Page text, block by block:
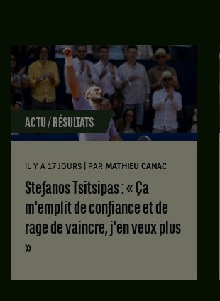
ACTU / RÉSULTATS
IL Y A 17 JOURS PAR MATHIEU CANAC
Stefanos Tsitsipas : « Ça
m'emplit de confiance et de
rage de vaincre, j'en veux plus
»